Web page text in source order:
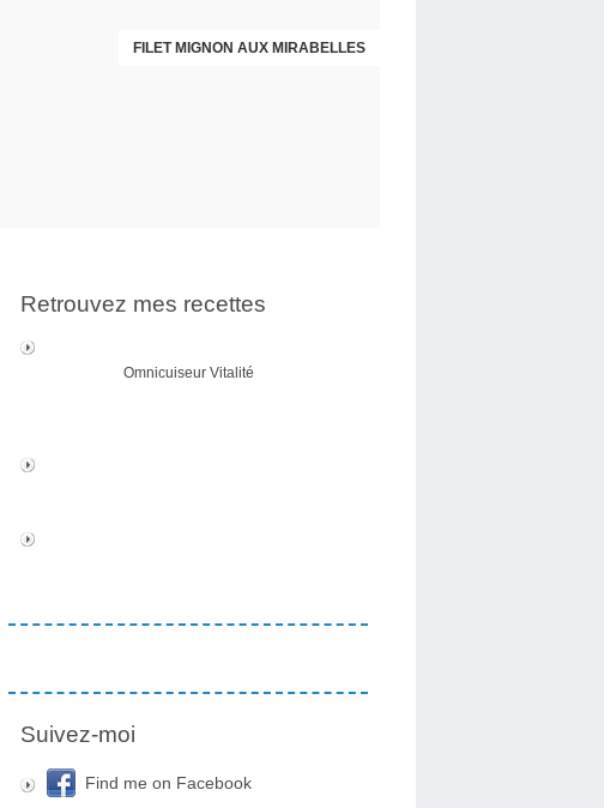
FILET MIGNON AUX MIRABELLES
AU PARMESAN DE YOTTAM OTTOLENGHI
Retrouvez mes recettes
Omnicuiseur Vitalité
Suivez-moi
Find me on Facebook